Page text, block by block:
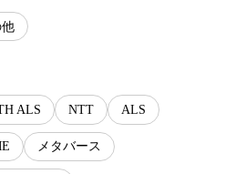
ALS NTT ALS
メタバース